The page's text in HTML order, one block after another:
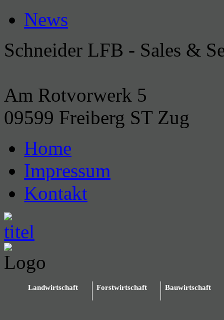
News
Schneider LFB - Sales &
Am Rotvorwerk 5
09599 Freiberg ST Zug
Home
Impressum
Kontakt
Landwirtschaft Forstwirtschaft Bauwirtschaft